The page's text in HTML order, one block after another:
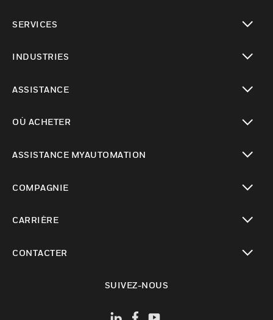
SERVICES
INDUSTRIES
ASSISTANCE
OÙ ACHETER
ASSISTANCE MYAUTOMATION
COMPAGNIE
CARRIÈRE
CONTACTER
SUIVEZ-NOUS